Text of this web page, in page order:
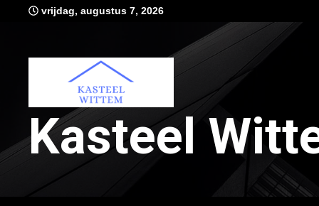
vrijdag, augustus 7, 2026
Kasteel